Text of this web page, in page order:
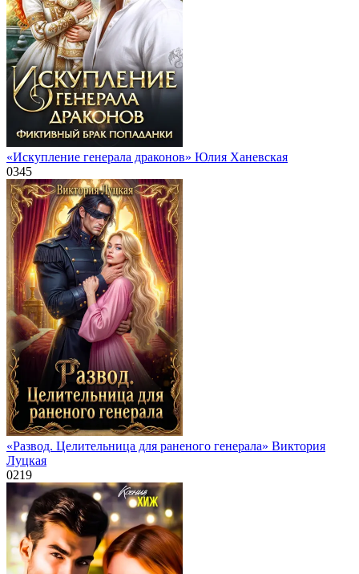
«Искупление генерала драконов» Юлия Ханевская
0345
«Развод. Целительница для раненого генерала» Виктория
Луцкая
0219